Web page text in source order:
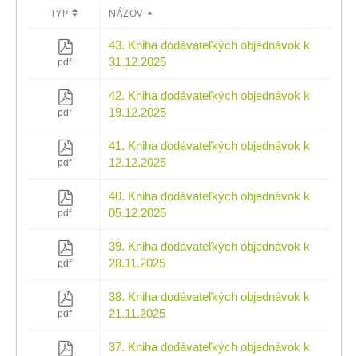
TYP NÁZOV
pdf
43. Kniha dodávateľkých objednávok k
31.12.2025
pdf
42. Kniha dodávateľkých objednávok k
19.12.2025
pdf
41. Kniha dodávateľkých objednávok k
12.12.2025
pdf
40. Kniha dodávateľkých objednávok k
05.12.2025
pdf
39. Kniha dodávateľkých objednávok k
28.11.2025
pdf
38. Kniha dodávateľkých objednávok k
21.11.2025
37. Kniha dodávateľkých objednávok k